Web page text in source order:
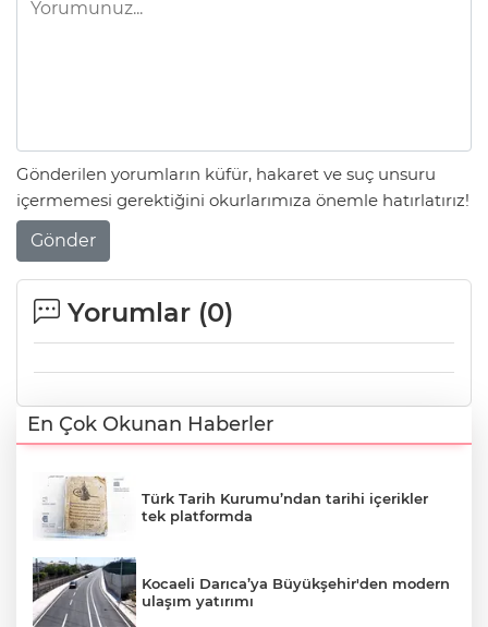
Gönderilen yorumların küfür, hakaret ve suç unsuru
içermemesi gerektiğini okurlarımıza önemle hatırlatırız!
Gönder
Yorumlar (0)
En Çok Okunan Haberler
Türk Tarih Kurumu’ndan tarihi içerikler
tek platformda
Kocaeli Darıca’ya Büyükşehir'den modern
ulaşım yatırımı